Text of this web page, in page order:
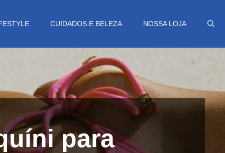
CUIDADOS E BELEZA NOSSA LOJA
para